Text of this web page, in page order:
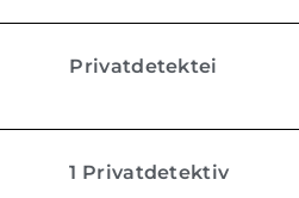
Privatdetektei
1 Privatdetektiv